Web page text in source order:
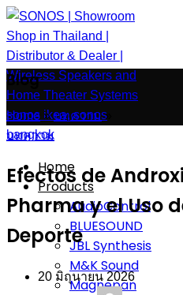
Home
Products
AudioControl
BLUESOUND
JBL Synthesis
M&K Sound
Magnepan
Blog
Home »บทความ»
บทความ
Efectos de
Pharma y el Uso
Deporte
20 มิถุนายน 2026